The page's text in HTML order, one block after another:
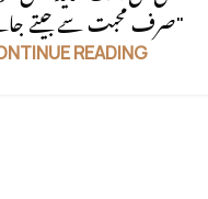
صرف محبت سے جیتے جاتے ہیں۔"
READING